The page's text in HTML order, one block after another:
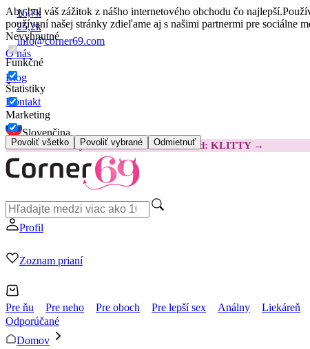
Aby bol váš zážitok z nášho internetového obchodu čo najlepší.
používaní našej stránky zdieľame aj s našimi partnermi pre sociálne
Nevyhnutné
Funkčné
Štatistiky
Marketing
Povoliť všetko Povoliť vybrané Odmietnuť
16,7k
25,2k
info@corner69.com
O nás
Blog
Kontakt
Slovenčina
😽Svakom Klitty: O 15 € LACNEJŠIEKód: KLITTY →
Profil
Zoznam prianí
Pre ňu Pre neho Pre oboch Pre lepší sex Análny Liekáreň
Odporúčané
Domov